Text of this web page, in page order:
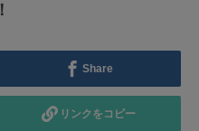
Share
リンクをコピー